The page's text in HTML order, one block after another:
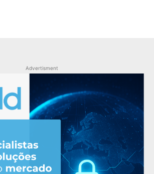
Advertisment